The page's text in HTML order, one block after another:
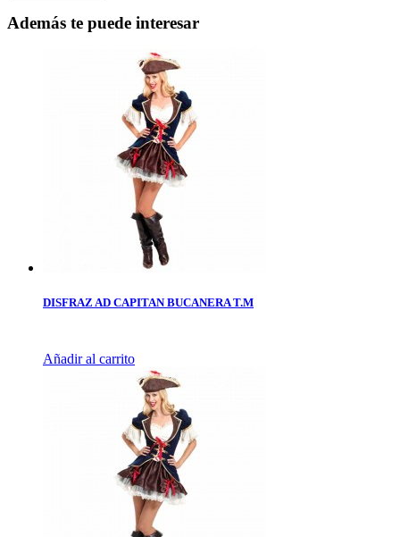
Además te puede interesar
DISFRAZ AD CAPITAN BUCANERA T.M
Añadir al carrito